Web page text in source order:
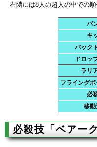
右隣には8人の超人の中での順
パ
キ
バック
ドロッ
ラリ
フライング
必
移動
必殺技「ベアー